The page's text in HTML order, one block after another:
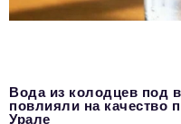
Вода из колодцев под
повлияли на качество
Урале